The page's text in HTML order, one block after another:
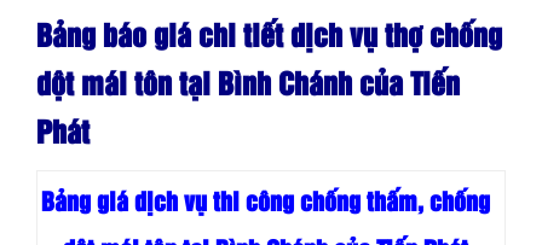
Bảng báo giá chi tiết dịch vụ thợ chống
dột mái tôn tại Bình Chánh của Tiến
Phát
Bảng giá dịch vụ thi công chống thấm, chống